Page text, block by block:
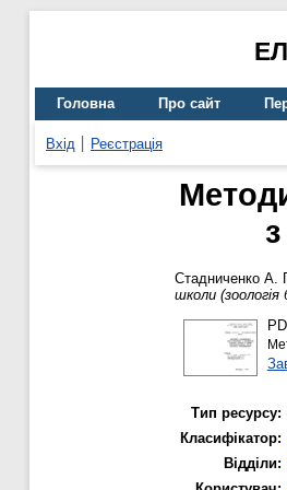
Головна Про сайт
Вхід Реєстрація
Стадниченко А.
школи (зоологія
Тип ресурсу:
Класифікатор:
Відділи: